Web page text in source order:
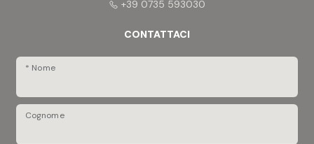
+39 0735 593030
CONTATTACI
* Nome
Cognome